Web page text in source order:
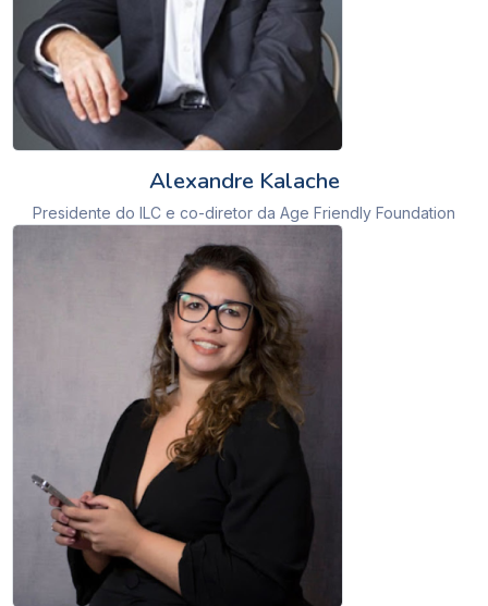
Alexandre Kalache
Presidente do ILC e co-diretor da Age Friendly Foundation